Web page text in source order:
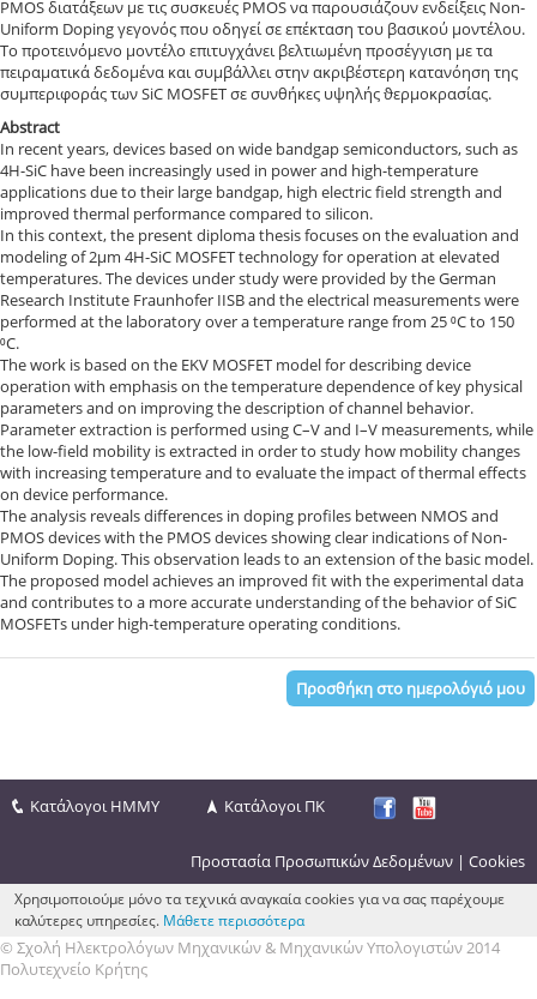
PMOS διατάξεων με τις συσκευές PMOS να παρουσιάζουν ενδείξεις Non-
Uniform Doping γεγονός που οδηγεί σε επέκταση του βασικού μοντέλου.
Το προτεινόμενο μοντέλο επιτυγχάνει βελτιωμένη προσέγγιση με τα
πειραματικά δεδομένα και συμβάλλει στην ακριβέστερη κατανόηση της
συμπεριφοράς των SiC MOSFET σε συνθήκες υψηλής ϑερμοκρασίας.
Abstract
In recent years, devices based on wide bandgap semiconductors, such as
4H-SiC have been increasingly used in power and high-temperature
applications due to their large bandgap, high electric field strength and
improved thermal performance compared to silicon.
In this context, the present diploma thesis focuses on the evaluation and
modeling of 2μm 4H-SiC MOSFET technology for operation at elevated
temperatures. The devices under study were provided by the German
Research Institute Fraunhofer IISB and the electrical measurements were
performed at the laboratory over a temperature range from 25 ⁰C to 150
⁰C.
The work is based on the EKV MOSFET model for describing device
operation with emphasis on the temperature dependence of key physical
parameters and on improving the description of channel behavior.
Parameter extraction is performed using C–V and I–V measurements, while
the low-field mobility is extracted in order to study how mobility changes
with increasing temperature and to evaluate the impact of thermal effects
on device performance.
The analysis reveals differences in doping profiles between NMOS and
PMOS devices with the PMOS devices showing clear indications of Non-
Uniform Doping. This observation leads to an extension of the basic model.
The proposed model achieves an improved fit with the experimental data
and contributes to a more accurate understanding of the behavior of SiC
MOSFETs under high-temperature operating conditions.
Προσθήκη στο ημερολόγιό μου
Κατάλογοι ΗΜΜΥ Κατάλογοι ΠΚ
Προστασία Προσωπικών Δεδομένων | Cookies
Χρησιμοποιούμε μόνο τα τεχνικά αναγκαία cookies για να σας παρέχουμε
καλύτερες υπηρεσίες. Μάθετε περισσότερα
© Σχολή Ηλεκτρολόγων Μηχανικών & Μηχανικών Υπολογιστών 2014
Πολυτεχνείο Κρήτης